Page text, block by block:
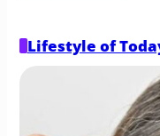
Lifestyle of